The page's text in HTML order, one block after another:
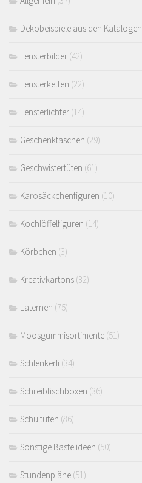
Dekobeispiele aus den Katalogen
Fensterbilder (42)
Fensterketten (22)
Fensterlichter (14)
Geschenktaschen (29)
Geschwistertüten (61)
Karosäckchenfiguren (10)
Kochlöffelfiguren (14)
Körbchen (3)
Kreativkartons (32)
Laternen (75)
Moosgummisortimente (51)
Schlenkerli (34)
Schreibtischboxen (36)
Schultüten (86)
Sonstige Bastelideen (50)
Stundenpläne (51)